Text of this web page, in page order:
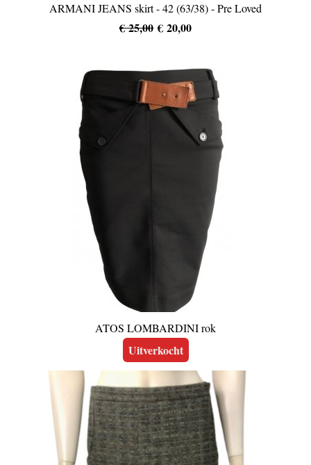
ARMANI JEANS skirt - 42 (63/38) - Pre Loved
€ 25,00 € 20,00
ATOS LOMBARDINI rok
Uitverkocht